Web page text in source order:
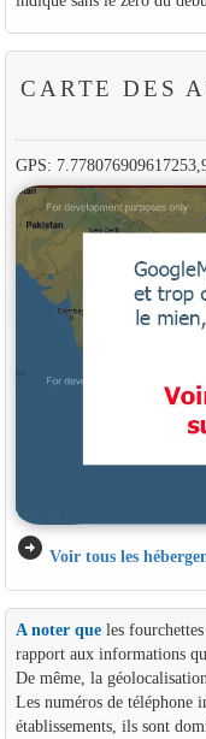
CARTE DES
GPS:
arrow_circle_right Voir tous les
A noter queles
rapport aux informations
De même, la
Les numéros de téléphone
établissements, ils sont